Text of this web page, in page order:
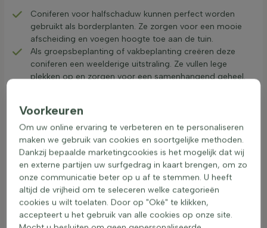
Coniferen voor halfschaduw kunnen perfect worden
gebruikt als borderplanten. Ze zorgen voor een mooie
afscheiding en voegen hoogte toe aan de tuin.
Als groepsbeplanting of vakbeplanting creëren deze
coniferen een weelderige uitstraling. Ze vullen lege
plekken op en zorgen voor een samenhangend geheel.
en geeft de tuin een uniek karakter.
Het kiezen van de juiste coniferen voor halfschaduw is
belangrijk voor een gezonde groei. Denk aan sierconiferen
voor halflicht of struikvormige coniferen voor lichte schaduw.
Deze soorten zijn ook geschikt voor bosranden en bieden
een natuurlijke uitstraling. Overweeg om halfschaduw
coniferen te kopen voor een tuin die het hele jaar door groen
Voorkeuren
Om uw online ervaring te verbeteren en te personaliseren
maken we gebruik van cookies en soortgelijke methoden.
Dankzij bepaalde marketingcookies is het mogelijk dat wij
en externe partijen uw surfgedrag in kaart brengen, om zo
onze communicatie beter op u af te stemmen. U heeft
altijd de vrijheid om te seleceren welke categorieën
cookies u wilt toelaten. Door op "Oké" te klikken,
accepteert u het gebruik van alle cookies op onze site.